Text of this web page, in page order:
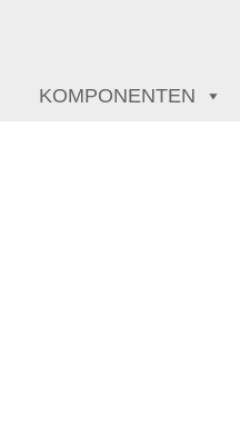
KOMPONENTEN